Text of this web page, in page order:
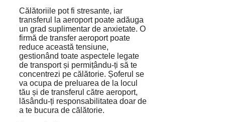
Călătoriile pot fi stresante, iar
transferul la aeroport poate adăuga
un grad suplimentar de anxietate. O
firmă de transfer aeroport poate
reduce această tensiune,
gestionând toate aspectele legate
de transport și permițându-ți să te
concentrezi pe călătorie. Șoferul se
va ocupa de preluarea de la locul
tău și de transferul către aeroport,
lăsându-ți responsabilitatea doar de
a te bucura de călătorie.